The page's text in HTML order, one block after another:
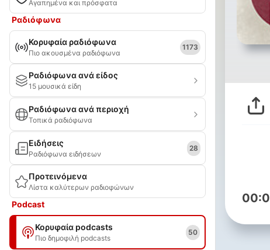
Αγαπημένα και πρόσφατα
Ραδιόφωνα
Κορυφαία ραδιόφωνα
Πιο ακουσμένα ραδιόφωνα
1173
Ραδιόφωνα ανά είδος
15 μουσικά είδη
Ραδιόφωνα ανά περιοχή
Τοπικά ραδιόφωνα
Ειδήσεις
Ραδιόφωνα ειδήσεων
28
Προτεινόμενα
Λίστα καλύτερων ραδιοφώνων
Podcast
Κορυφαία podcasts
Πιο δημοφιλή podcasts
50